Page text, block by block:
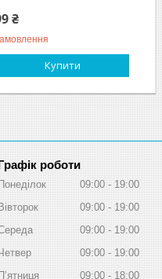
₴
Купити
роботи
09:00
19:00
09:00
19:00
09:00
19:00
09:00
19:00
09:00 18:00